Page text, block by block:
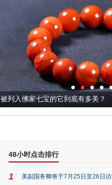
被列入佛家七宝的它到底有多美？
48小时点击排行
1 美副国务卿将于7月25日至26日